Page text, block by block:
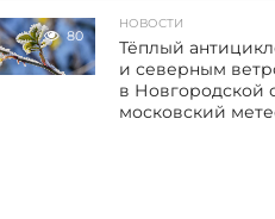
80
НОВОСТИ
Тёплый
и северным
в Новгородской
московский